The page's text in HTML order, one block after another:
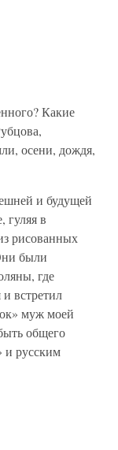
Какие
осени, дождя,
и будущей
гуляя в
рисованных
были
где
встретил
муж моей
общего
и русским